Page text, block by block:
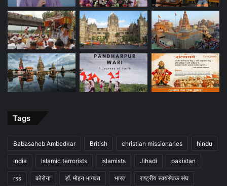
Tags
Babasaheb Ambedkar British christian missionaries hindu
India Islamic terrorists Islamists Jihadi pakistan
rss कोरोना डॉ. मोहन भागवत भारत राष्ट्रीय स्वयंसेवक संघ